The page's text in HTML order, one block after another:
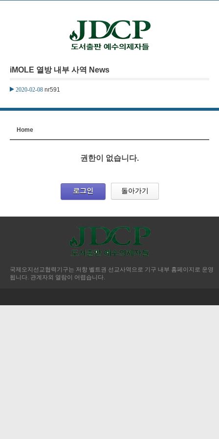
iMOLE 열방 내부 사역 News
2020-02-08 nr591
Home
권한이 없습니다.
로그인 돌아가기
국제오지선교협력기구는 저항 벨트권 선교사역으로 기구 내부 홈페이지로 운영
됩니다. 관계자외 열람이 어렵습니다.